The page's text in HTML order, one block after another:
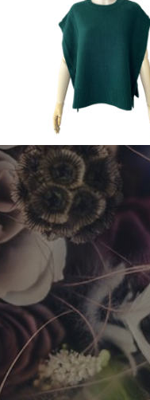
2023 Autumn & Winter